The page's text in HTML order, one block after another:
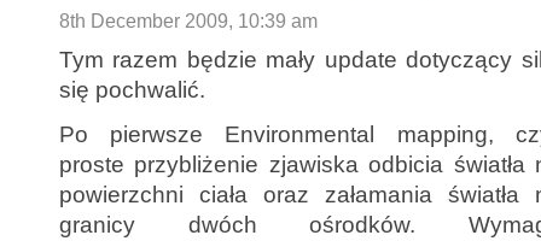
8th December 2009, 10:39 am
Tym razem będzie mały update dotyczący
się pochwalić.
Po pierwsze Environmental mapping,
proste przybliżenie zjawiska odbicia światła
powierzchni ciała oraz załamania światła
granicy dwóch ośrodków.